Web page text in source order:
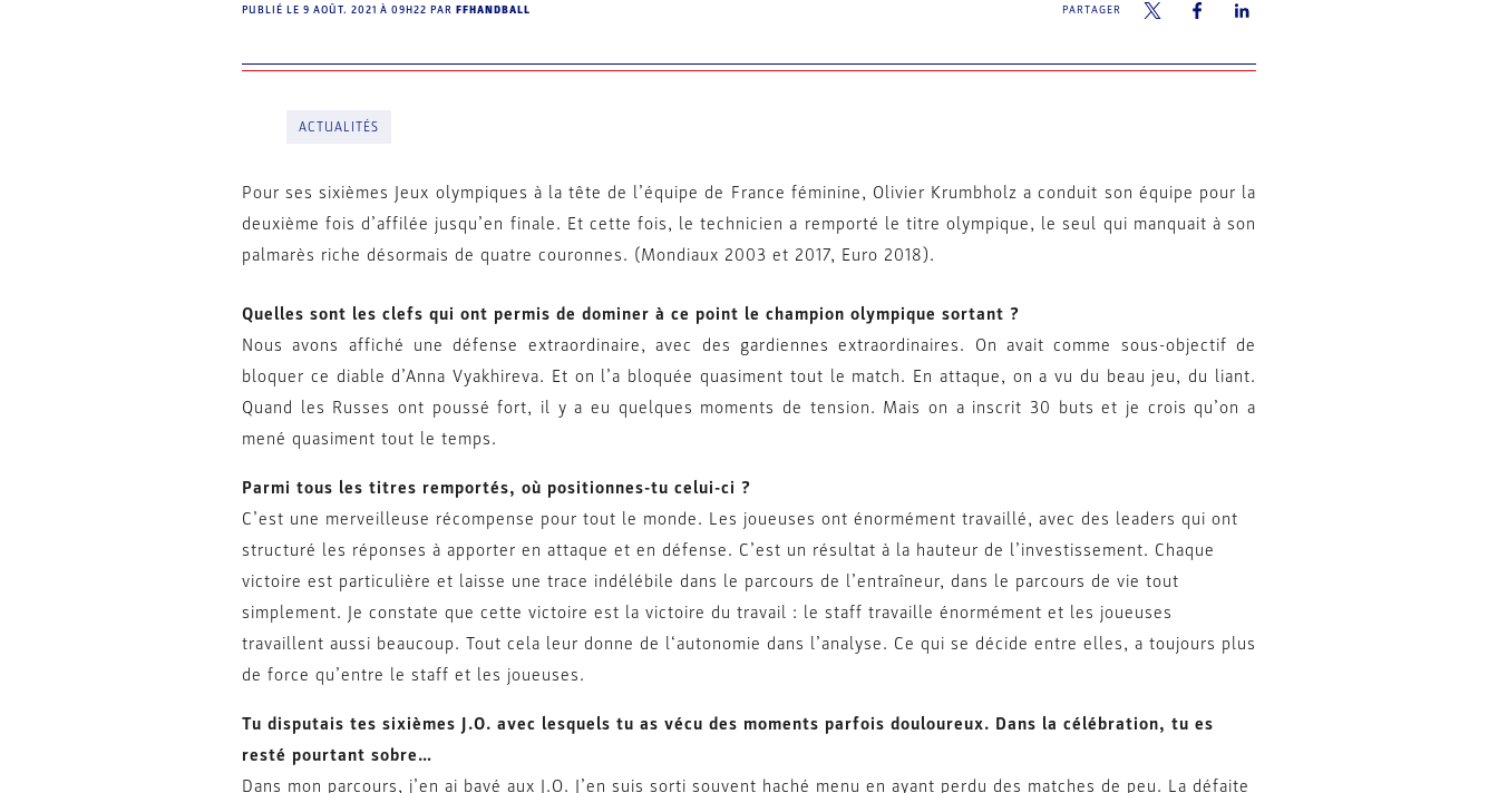
PUBLIÉ LE 9 AOÛT. 2021 À 09H22 PAR FFHANDBALL PARTAGER
ACTUALITÉS
Pour ses sixièmes Jeux olympiques à la tête de l’équipe de France féminine, Olivier Krumbholz a conduit son équipe pour la
deuxième fois d’affilée jusqu’en finale. Et cette fois, le technicien a remporté le titre olympique, le seul qui manquait à son
palmarès riche désormais de quatre couronnes. (Mondiaux 2003 et 2017, Euro 2018).
Quelles sont les clefs qui ont permis de dominer à ce point le champion olympique sortant ?
Nous avons affiché une défense extraordinaire, avec des gardiennes extraordinaires. On avait comme sous-objectif de
bloquer ce diable d’Anna Vyakhireva. Et on l’a bloquée quasiment tout le match. En attaque, on a vu du beau jeu, du liant.
Quand les Russes ont poussé fort, il y a eu quelques moments de tension. Mais on a inscrit 30 buts et je crois qu’on a
mené quasiment tout le temps.
Parmi tous les titres remportés, où positionnes-tu celui-ci ?
C’est une merveilleuse récompense pour tout le monde. Les joueuses ont énormément travaillé, avec des leaders qui ont
structuré les réponses à apporter en attaque et en défense. C’est un résultat à la hauteur de l’investissement. Chaque
victoire est particulière et laisse une trace indélébile dans le parcours de l’entraîneur, dans le parcours de vie tout
simplement. Je constate que cette victoire est la victoire du travail : le staff travaille énormément et les joueuses
travaillent aussi beaucoup. Tout cela leur donne de l‘autonomie dans l’analyse. Ce qui se décide entre elles, a toujours plus
de force qu’entre le staff et les joueuses.
Tu disputais tes sixièmes J.O. avec lesquels tu as vécu des moments parfois douloureux. Dans la célébration, tu es
resté pourtant sobre…
Dans mon parcours, j’en ai bavé aux J.O. J’en suis sorti souvent haché menu en ayant perdu des matches de peu. La défaite